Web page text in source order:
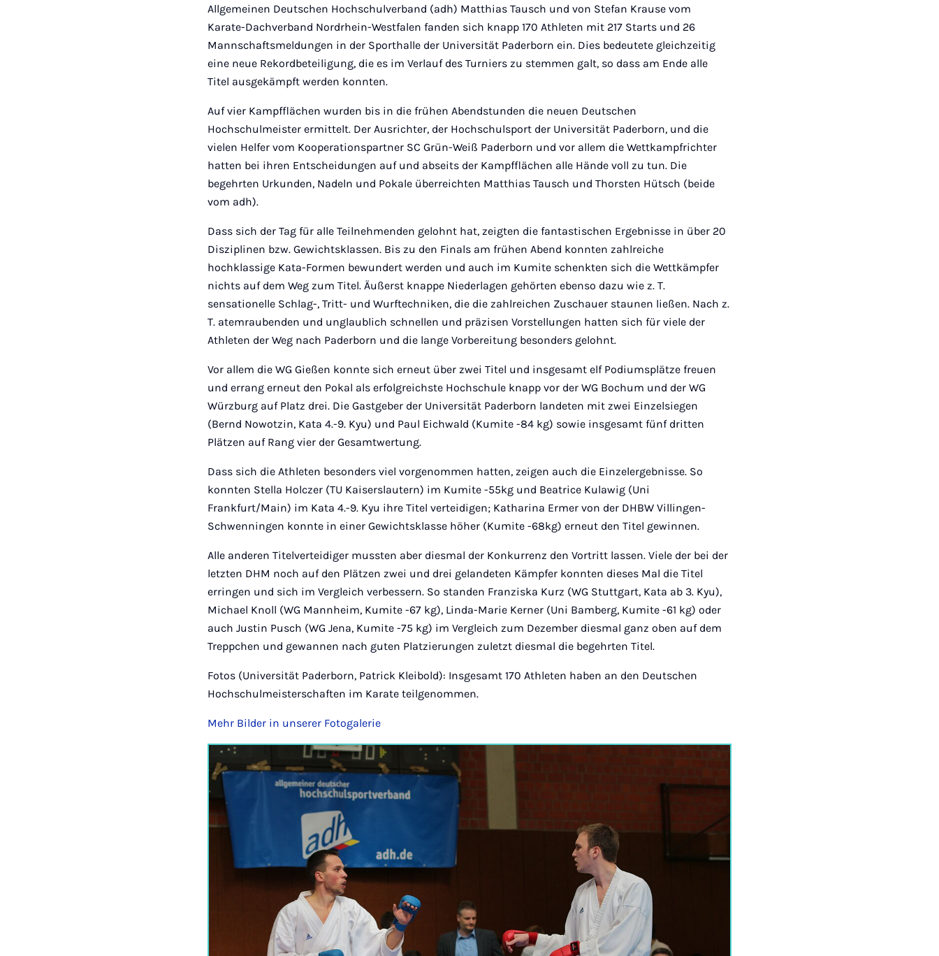
Allgemeinen Deutschen Hochschulverband (adh) Matthias Tausch und von Stefan Krause vom
Karate-Dachverband Nordrhein-Westfalen fanden sich knapp 170 Athleten mit 217 Starts und 26
Mannschaftsmeldungen in der Sporthalle der Universität Paderborn ein. Dies bedeutete gleichzeitig
eine neue Rekordbeteiligung, die es im Verlauf des Turniers zu stemmen galt, so dass am Ende alle
Titel ausgekämpft werden konnten.
Auf vier Kampfflächen wurden bis in die frühen Abendstunden die neuen Deutschen
Hochschulmeister ermittelt. Der Ausrichter, der Hochschulsport der Universität Paderborn, und die
vielen Helfer vom Kooperationspartner SC Grün-Weiß Paderborn und vor allem die Wettkampfrichter
hatten bei ihren Entscheidungen auf und abseits der Kampfflächen alle Hände voll zu tun. Die
begehrten Urkunden, Nadeln und Pokale überreichten Matthias Tausch und Thorsten Hütsch (beide
vom adh).
Dass sich der Tag für alle Teilnehmenden gelohnt hat, zeigten die fantastischen Ergebnisse in über 20
Disziplinen bzw. Gewichtsklassen. Bis zu den Finals am frühen Abend konnten zahlreiche
hochklassige Kata-Formen bewundert werden und auch im Kumite schenkten sich die Wettkämpfer
nichts auf dem Weg zum Titel. Äußerst knappe Niederlagen gehörten ebenso dazu wie z. T.
sensationelle Schlag-, Tritt- und Wurftechniken, die die zahlreichen Zuschauer staunen ließen. Nach z.
T. atemraubenden und unglaublich schnellen und präzisen Vorstellungen hatten sich für viele der
Athleten der Weg nach Paderborn und die lange Vorbereitung besonders gelohnt.
Vor allem die WG Gießen konnte sich erneut über zwei Titel und insgesamt elf Podiumsplätze freuen
und errang erneut den Pokal als erfolgreichste Hochschule knapp vor der WG Bochum und der WG
Würzburg auf Platz drei. Die Gastgeber der Universität Paderborn landeten mit zwei Einzelsiegen
(Bernd Nowotzin, Kata 4.-9. Kyu) und Paul Eichwald (Kumite -84 kg) sowie insgesamt fünf dritten
Plätzen auf Rang vier der Gesamtwertung.
Dass sich die Athleten besonders viel vorgenommen hatten, zeigen auch die Einzelergebnisse. So
konnten Stella Holczer (TU Kaiserslautern) im Kumite -55kg und Beatrice Kulawig (Uni
Frankfurt/Main) im Kata 4.-9. Kyu ihre Titel verteidigen; Katharina Ermer von der DHBW Villingen-
Schwenningen konnte in einer Gewichtsklasse höher (Kumite -68kg) erneut den Titel gewinnen.
Alle anderen Titelverteidiger mussten aber diesmal der Konkurrenz den Vortritt lassen. Viele der bei der
letzten DHM noch auf den Plätzen zwei und drei gelandeten Kämpfer konnten dieses Mal die Titel
erringen und sich im Vergleich verbessern. So standen Franziska Kurz (WG Stuttgart, Kata ab 3. Kyu),
Michael Knoll (WG Mannheim, Kumite -67 kg), Linda-Marie Kerner (Uni Bamberg, Kumite -61 kg) oder
auch Justin Pusch (WG Jena, Kumite -75 kg) im Vergleich zum Dezember diesmal ganz oben auf dem
Treppchen und gewannen nach guten Platzierungen zuletzt diesmal die begehrten Titel.
Fotos (Universität Paderborn, Patrick Kleibold): Insgesamt 170 Athleten haben an den Deutschen
Hochschulmeisterschaften im Karate teilgenommen.
Mehr Bilder in unserer Fotogalerie